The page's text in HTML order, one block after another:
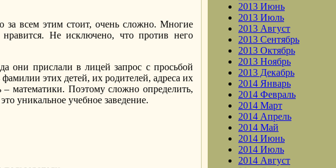
за всем этим стоит, очень сложно. Многие
Не исключено, что против него
они прислали в лицей запрос с просьбой
фамилии этих детей, их родителей, адреса их
математики. Поэтому сложно определить,
уникальное учебное заведение.
2013 Июнь
2013 Июль
2013 Август
2013 Сентябрь
2013 Октябрь
2013 Ноябрь
2013 Декабрь
2014 Январь
2014 Февраль
2014 Март
2014 Апрель
2014 Май
2014 Июнь
2014 Июль
2014 Август